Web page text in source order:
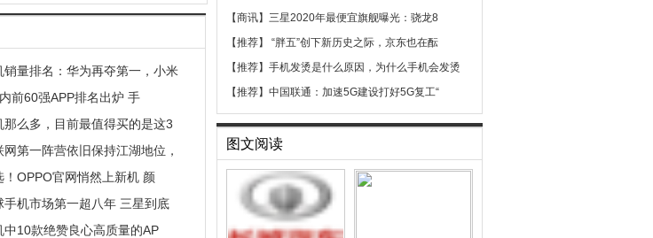
销量排名：华为再夺第一，小米
前60强APP排名出炉 手
那么多，目前最值得买的是这3
网第一阵营依旧保持江湖地位，
！OPPO官网悄然上新机 颜
手机市场第一超八年 三星到底
中10款绝赞良心高质量的AP
【商讯】 三星2020年最便宜旗舰曝光：骁龙8
【推荐】
“胖五”创下新历史之际，京东也在酝
【推荐】 手机发烫是什么原因，为什么手机会发烫
【推荐】 中国联通：加速5G建设打好5G复工“
图文阅读